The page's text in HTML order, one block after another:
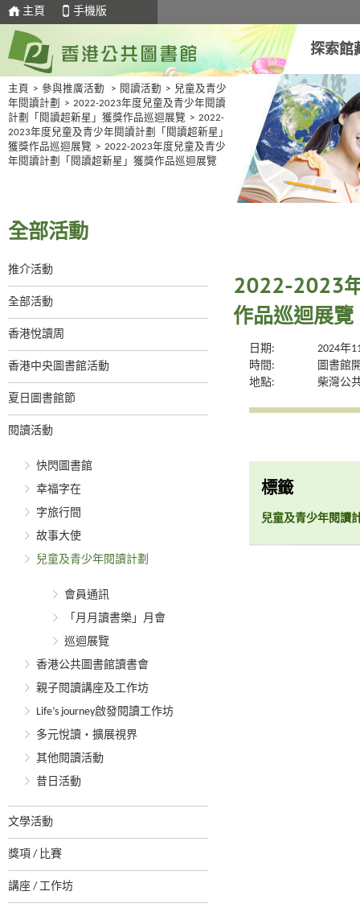
主頁 手機版
探索館
主頁 > 參與推廣活動 > 閱讀活動 > 兒童及青少
年閱讀計劃
> 2022-2023年度兒童及青少年閱讀
計劃「閱讀超新星」獲獎作品巡迴展覽 > 2022-
2023年度兒童及青少年閱讀計劃「閱讀超新星」
獲獎作品巡迴展覽 > 2022-2023年度兒童及青少
年閱讀計劃「閱讀超新星」獲獎作品巡迴展覽
全部活動
推介活動
全部活動
香港悅讀周
香港中央圖書館活動
夏日圖書館節
閱讀活動
快閃圖書館
幸福字在
字旅行間
故事大使
兒童及青少年閱讀計劃
會員通訊
「月月讀書樂」月會
巡迴展覽
香港公共圖書館讀書會
親子閱讀講座及工作坊
Life’s journey啟發閱讀工作坊
多元悅讀‧擴展視界
其他閱讀活動
昔日活動
文學活動
獎項 / 比賽
講座 / 工作坊
2022-2023年
作品巡迴展覽
日期:
2024年
時間:
圖書館
地點:
柴灣公
標籤
兒童及青少年閱讀